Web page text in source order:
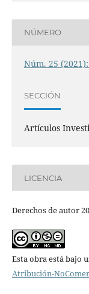
NÚMERO
Núm. 25
SECCIÓN
Artículos
LICENCIA
Derechos de autor
Esta obra está bajo
Atribución-